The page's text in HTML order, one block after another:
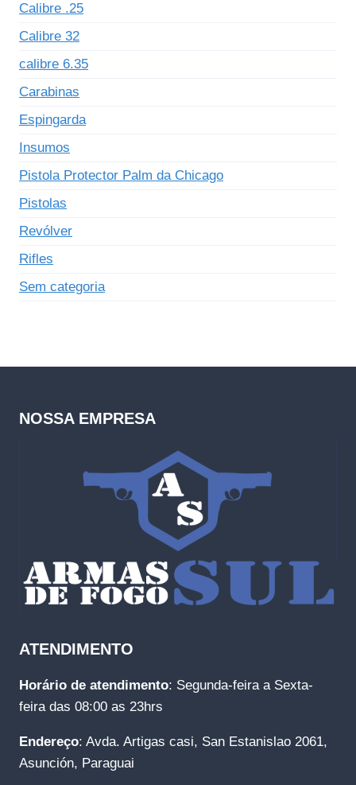
Calibre .25
Calibre 32
calibre 6.35
Carabinas
Espingarda
Insumos
Pistola Protector Palm da Chicago
Pistolas
Revólver
Rifles
Sem categoria
NOSSA EMPRESA
ATENDIMENTO
Horário de atendimento: Segunda-feira a Sexta-
feira das 08:00 as 23hrs
Endereço: Avda. Artigas casi, San Estanislao 2061,
Asunción, Paraguai